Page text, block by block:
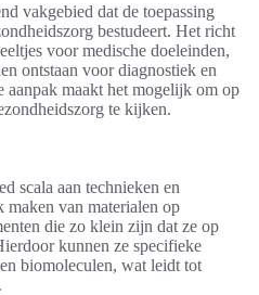
vakgebied dat de toepassing
bestudeert. Het richt
voor medische doeleinden,
ontstaan voor diagnostiek en
aanpak maakt het mogelijk om op
te kijken.
scala aan technieken en
maken van materialen op
die zo klein zijn dat ze op
kunnen ze specifieke
biomoleculen, wat leidt tot